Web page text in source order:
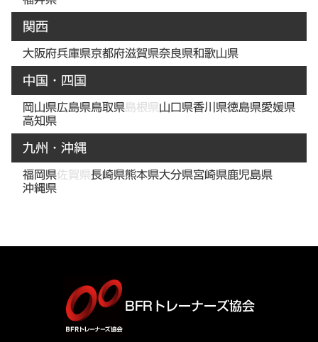
関西
大阪府兵庫県京都府滋賀県奈良県和歌山県
中国・四国
岡山県広島県鳥取県島根県山口県香川県徳島県愛媛県
高知県
九州・沖縄
福岡県佐賀県長崎県熊本県大分県宮崎県鹿児島県
沖縄県
BFRトレーナーズ協会